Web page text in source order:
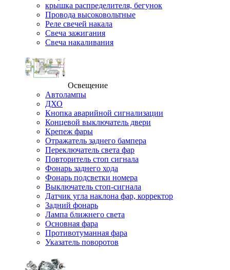
крышка распределителя, бегунок
Провода высоковольтные
Реле свечей накала
Свеча зажигания
Свеча накаливания
Освещение
Автолампы
ДХО
Кнопка аварийной сигнализации
Концевой выключатель двери
Крепеж фары
Отражатель заднего бампера
Переключатель света фар
Повторитель стоп сигнала
Фонарь заднего хода
Фонарь подсветки номера
Выключатель стоп-сигнала
Датчик угла наклона фар, корректор
Задний фонарь
Лампа ближнего света
Основная фара
Противотуманная фара
Указатель поворотов